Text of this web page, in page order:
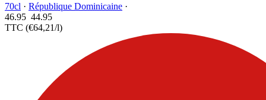
70cl · République Dominicaine ·
46.95 44.95
TTC (€64,21/l)